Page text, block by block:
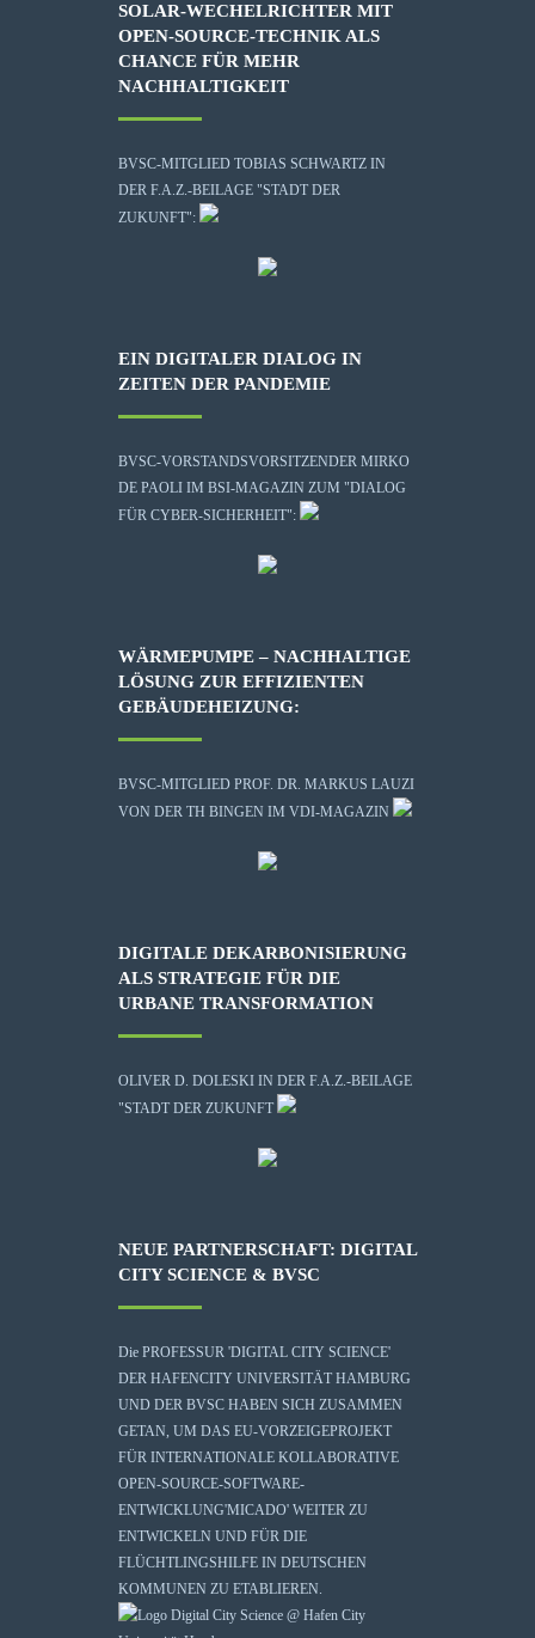
SOLAR-WECHELRICHTER MIT
OPEN-SOURCE-TECHNIK ALS
CHANCE FÜR MEHR
NACHHALTIGKEIT
BVSC-MITGLIED TOBIAS SCHWARTZ IN
DER F.A.Z.-BEILAGE "STADT DER
ZUKUNFT":
EIN DIGITALER DIALOG IN
ZEITEN DER PANDEMIE
BVSC-VORSTANDSVORSITZENDER MIRKO
DE PAOLI IM BSI-MAGAZIN ZUM "DIALOG
FÜR CYBER-SICHERHEIT":
WÄRMEPUMPE – NACHHALTIGE
LÖSUNG ZUR EFFIZIENTEN
GEBÄUDEHEIZUNG:
BVSC-MITGLIED PROF. DR. MARKUS LAUZI
VON DER TH BINGEN IM VDI-MAGAZIN
DIGITALE DEKARBONISIERUNG
ALS STRATEGIE FÜR DIE
URBANE TRANSFORMATION
OLIVER D. DOLESKI IN DER F.A.Z.-BEILAGE
"STADT DER ZUKUNFT
NEUE PARTNERSCHAFT: DIGITAL
CITY SCIENCE & BVSC
Die PROFESSUR 'DIGITAL CITY SCIENCE'
DER HAFENCITY UNIVERSITÄT HAMBURG
UND DER BVSC HABEN SICH ZUSAMMEN
GETAN, UM DAS EU-VORZEIGEPROJEKT
FÜR INTERNATIONALE KOLLABORATIVE
OPEN-SOURCE-SOFTWARE-
ENTWICKLUNG'MICADO' WEITER ZU
ENTWICKELN UND FÜR DIE
FLÜCHTLINGSHILFE IN DEUTSCHEN
KOMMUNEN ZU ETABLIEREN.